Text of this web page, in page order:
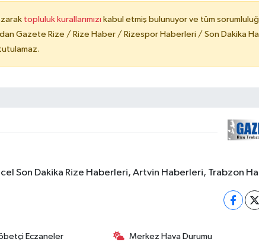
topluluk kurallarımızı kabul etmiş bulunuyor ve tüm
Gazete Rize / Rize Haber / Rizespor Haberleri / Son Dakika
Son Dakika Rize Haberleri, Artvin Haberleri, Trabzon
Eczaneler Merkez Hava Durumu